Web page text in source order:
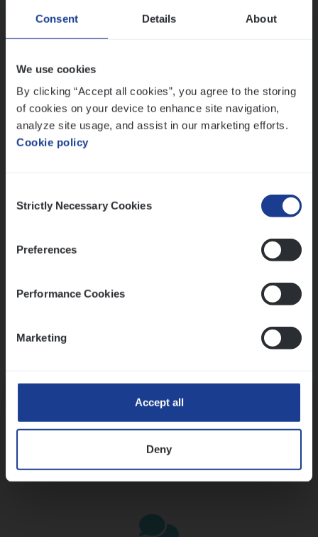
Consent Details About
We use cookies
By clicking “Accept all cookies”, you agree to the storing
of cookies on your device to enhance site navigation,
analyze site usage, and assist in our marketing efforts.
Cookie policy
Selection
Strictly Necessary Cookies
Preferences
Performance Cookies
Marketing
Accept all
Deny
Lees onze verhalen
Meer dan collega’s: hoe Julie en Aurélie elkaar
Mathias houdt van diepgaande dossiers én droge
humor
Thalia zoekt graag oplossingen, in games én op het
werk
Ons sollicitatieproces
Assessment